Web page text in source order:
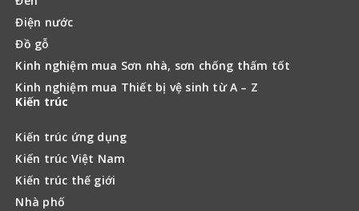
Điện nước
Đồ gỗ
Kinh nghiệm mua Sơn nhà, sơn chống thấm tốt
Kinh nghiệm mua Thiết bị vệ sinh từ A – Z
Kiến trúc
Kiến trúc ứng dụng
Kiến trúc Việt Nam
Kiến trúc thế giới
Nhà phố